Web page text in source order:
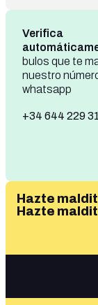
Verifica
bulos que te
nuestro
whatsapp
+34 644 229
Hazte
Hazte